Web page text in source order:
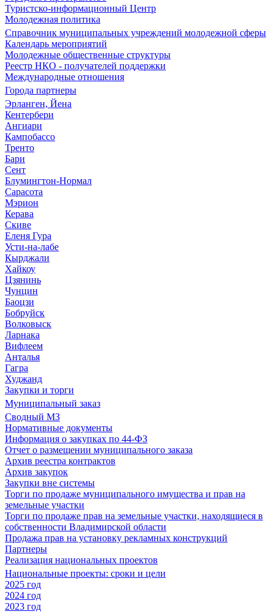
Туристско-информационный Центр
Молодежная политика
Справочник муниципальных учреждений молодежной сферы
Календарь мероприятий
Молодежные общественные структуры
Реестр НКО - получателей поддержки
Международные отношения
Города партнеры
Эрланген, Йена
Кентербери
Ангиари
Кампобассо
Тренто
Бари
Сент
Блумингтон-Нормал
Сарасота
Мэрион
Керава
Скиве
Еленя Гура
Усти-на-лабе
Кырджали
Хайкоу
Цзянинь
Чунцин
Баоцзи
Бобруйск
Волковыск
Ларнака
Вифлеем
Анталья
Гагра
Худжанд
Закупки и торги
Муниципальный заказ
Сводный МЗ
Нормативные документы
Информация о закупках по 44-ФЗ
Отчет о размещении муниципального заказа
Архив реестра контрактов
Архив закупок
Закупки вне системы
Торги по продаже муниципального имущества и прав на
земельные участки
Торги по продаже прав на земельные участки, находящиеся в
собственности Владимирской области
Продажа прав на установку рекламных конструкций
Партнеры
Реализация национальных проектов
Национальные проекты: сроки и цели
2025 год
2024 год
2023 год